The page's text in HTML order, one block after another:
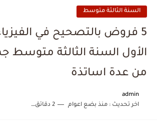
السنة الثالثة متوسط
5 فروض بالتصحيح في
الأول السنة الثالثة متوسط
من عدة اساتذة
admin
اخر تحديث :منذ بضع اعوام 2 دقائق للقراءة